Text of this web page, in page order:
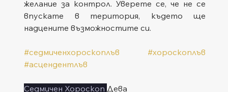
желание за контрол. Уверете се, че не се
впускате в територия, където ще
надцените възможностите си.
#седмиченхороскоплъв
#хороскоплъв
#асцендентлъв
Седмичен Хороскоп Дева